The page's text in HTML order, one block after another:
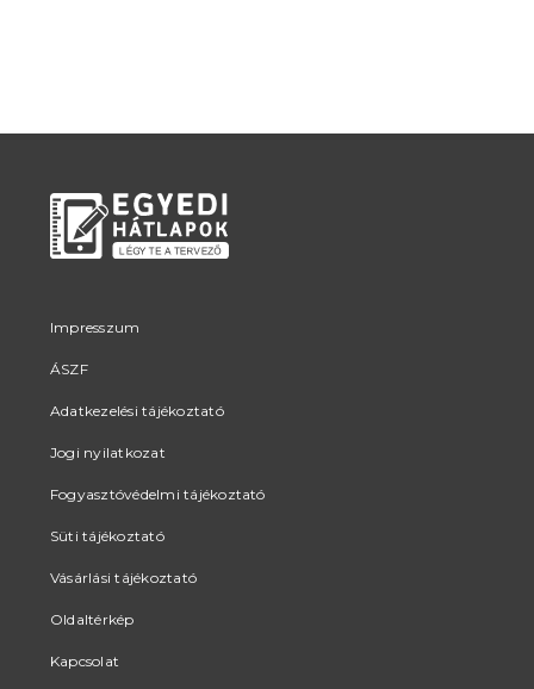
Impresszum
ÁSZF
Adatkezelési tájékoztató
Jogi nyilatkozat
Fogyasztóvédelmi tájékoztató
Süti tájékoztató
Vásárlási tájékoztató
Oldaltérkép
Kapcsolat